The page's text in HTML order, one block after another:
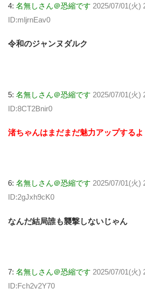
4: 名無しさん＠恐縮です 2025/07/01(火)
ID:mljrnEav0
令和のジャンヌダルク
5: 名無しさん＠恐縮です 2025/07/01(火)
ID:8CT2Bnir0
渚ちゃんはまだまだ魅力アップするよ
6: 名無しさん＠恐縮です 2025/07/01(火)
ID:2gJxh9cK0
なんだ結局誰も襲撃しないじゃん
7: 名無しさん＠恐縮です 2025/07/01(火)
ID:Fch2v2Y70